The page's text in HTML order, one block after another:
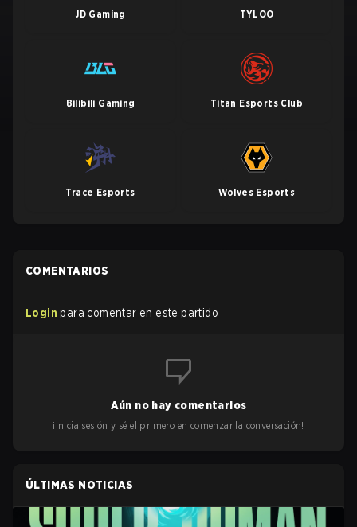
JD Gaming TYLOO
Bilibili Gaming Titan Esports Club
Trace Esports Wolves Esports
COMENTARIOS
Login para comentar en este partido
Aún no hay comentarios
¡Inicia sesión y sé el primero en comenzar la conversación!
ÚLTIMAS NOTICIAS